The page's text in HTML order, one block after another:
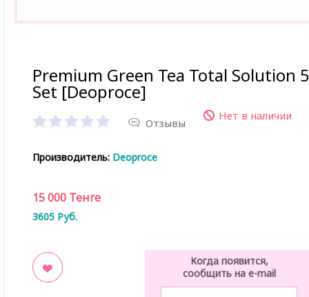
Premium Green Tea Total Solution 5
Set [Deoproce]
Отзывы
Нет в наличии
Производитель: Deoproce
15 000 Тенге
3605 Руб.
Когда появится,
сообщить на e-mail